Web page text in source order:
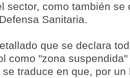
sector, como también se
Sanitaria.
que se declara
como "zona
traduce en que, por